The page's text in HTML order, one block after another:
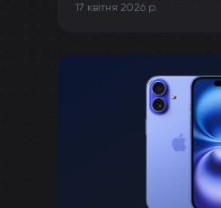
перезавантаження до
17 квітня 2026 р.